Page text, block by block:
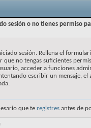
sesión o no tienes permiso
sesión. Rellena el
que no tengas suficientes
acceder a funciones
escribir un mensaje,
que te registres antes de